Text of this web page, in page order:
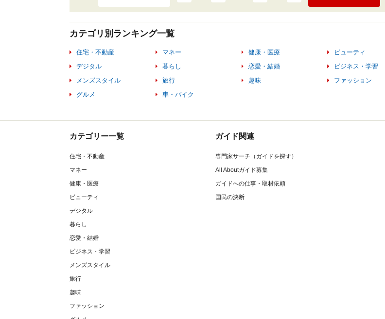
カテゴリ別ランキング一覧
住宅・不動産 マネー 健康・医療
ビューティ
デジタル
暮らし 恋愛・結婚
ビジネス・学習
メンズスタイル
旅行 趣味
ファッション
グルメ
車・バイク
カテゴリー一覧
住宅・不動産
マネー
健康・医療
ビューティ
デジタル
暮らし
恋愛・結婚
ビジネス・学習
メンズスタイル
旅行
趣味
ファッション
ガイド関連
専門家サーチ（ガイドを探す）
All Aboutガイド募集
ガイドへの仕事・取材依頼
国民の決断